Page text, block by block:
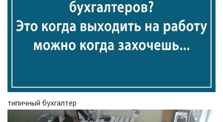
типичный бухгалтер